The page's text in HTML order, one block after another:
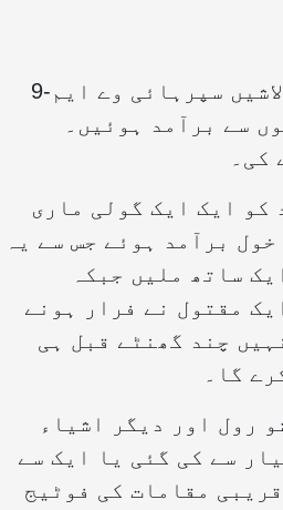
اتوار کے روز ایک لرزہ خیز واقعے میں تین خواجہ سراؤں کی لاشیں سپرہائی وے ایم-9
سے برآمد ہوئیں۔
کی۔
کو ایک ایک گولی ماری
برآمد ہوئے جس سے یہ
ساتھ ملیں جبکہ
مقتول نے فرار ہونے
چند گھنٹے قبل ہی
گا۔
ٹارچ، ٹشو رول اور دیگر اشیاء
سے کی گئی یا ایک سے
مقامات کی فوٹیج